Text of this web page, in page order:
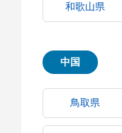
和歌山県
中国
鳥取県